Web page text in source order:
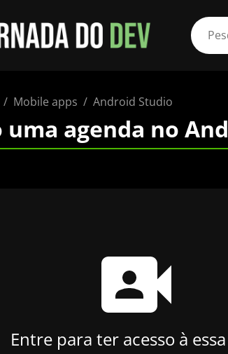
Mobile apps Android Studio
uma agenda no
Entre para ter acesso à